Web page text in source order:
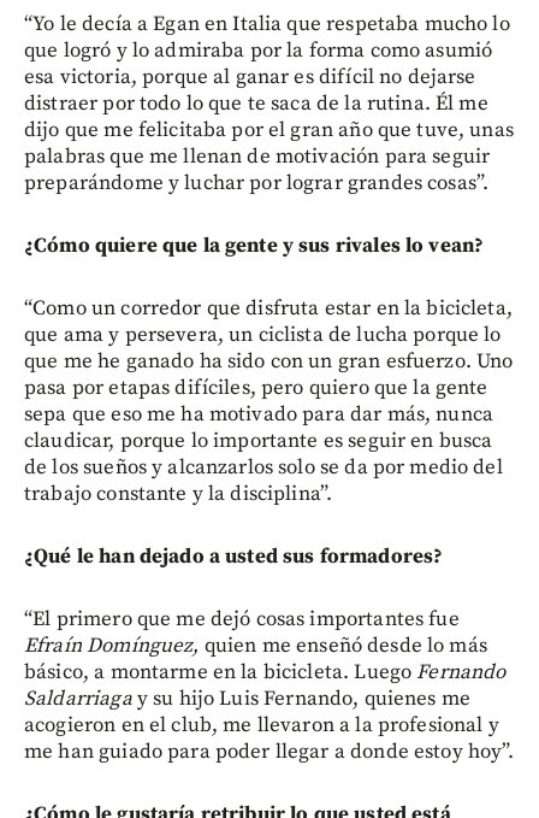
“Yo le decía a Egan en Italia que respetaba mucho lo
que logró y lo admiraba por la forma como asumió
esa victoria, porque al ganar es difícil no dejarse
distraer por todo lo que te saca de la rutina. Él me
dijo que me felicitaba por el gran año que tuve, unas
palabras que me llenan de motivación para seguir
preparándome y luchar por lograr grandes cosas”.
¿Cómo quiere que la gente y sus rivales lo vean?
“Como un corredor que disfruta estar en la bicicleta,
que ama y persevera, un ciclista de lucha porque lo
que me he ganado ha sido con un gran esfuerzo. Uno
pasa por etapas difíciles, pero quiero que la gente
sepa que eso me ha motivado para dar más, nunca
claudicar, porque lo importante es seguir en busca
de los sueños y alcanzarlos solo se da por medio del
trabajo constante y la disciplina”.
¿Qué le han dejado a usted sus formadores?
“El primero que me dejó cosas importantes fue
Efraín Domínguez, quien me enseñó desde lo más
básico, a montarme en la bicicleta. LuegoFernando
Saldarriagay su hijo Luis Fernando, quienes me
acogieron en el club, me llevaron a la profesional y
me han guiado para poder llegar a donde estoy hoy”.